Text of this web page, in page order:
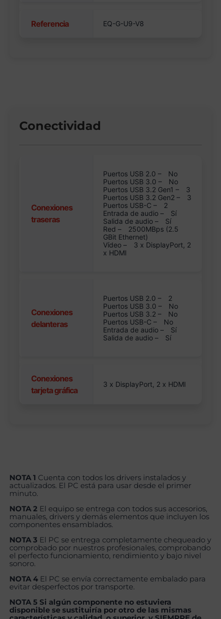
Referencia EQ-G-U9-V8
Conectividad
Conexiones
traseras
Puertos USB 2.0 –
No
Puertos USB 3.0 –
No
Puertos USB 3.2 Gen1 –
3
Puertos USB 3.2 Gen2 –
3
Puertos USB-C –
2
Entrada de audio –
Sí
Salida de audio –
Sí
Red –
2500MBps (2.5
GBit Ethernet)
Vídeo –
3 x DisplayPort, 2
x HDMI
Conexiones
delanteras
Puertos USB 2.0 –
2
Puertos USB 3.0 –
No
Puertos USB 3.2 –
No
Puertos USB-C –
No
Entrada de audio –
Sí
Salida de audio –
Sí
Conexiones
tarjeta gráfica
3 x DisplayPort, 2 x HDMI
NOTA 1 Cuenta con todos los drivers instalados y
actualizados. El PC está para usar desde el primer
minuto.
NOTA 2 El equipo se entrega con todos sus accesorios,
manuales, drivers y demás elementos que incluyen los
componentes ensamblados.
NOTA 3 El PC se entrega completamente chequeado y
comprobado por nuestros profesionales, comprobando
el perfecto funcionamiento, rendimiento y bajo nivel
sonoro.
NOTA 4 El PC se envía correctamente embalado para
evitar desperfectos por transporte.
NOTA 5 Si algún componente no estuviera
disponible se sustituiría por otro de las mismas